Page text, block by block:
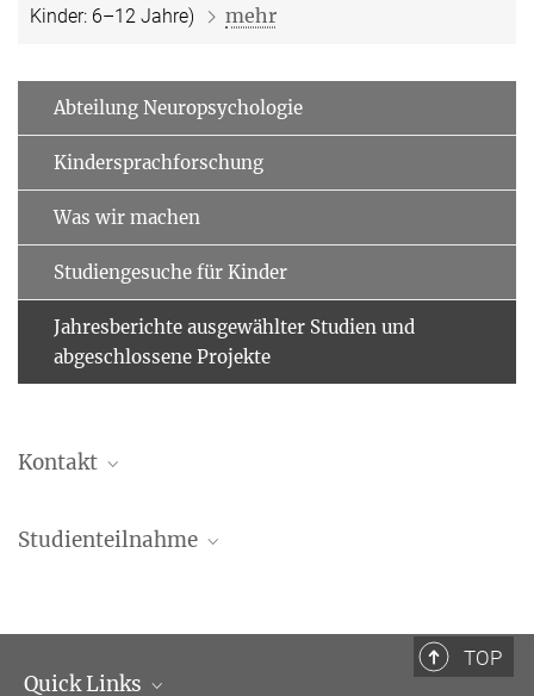
Kinder: 6–12 Jahre)
mehr
Abteilung Neuropsychologie
Kindersprachforschung
Was wir machen
Studiengesuche für Kinder
Jahresberichte ausgewählter Studien und
abgeschlossene Projekte
Kontakt
Studienteilnahme
TOP
Quick Links